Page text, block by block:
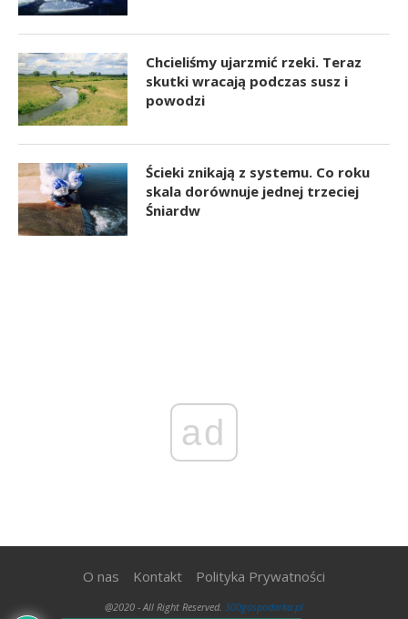
Chcieliśmy ujarzmić rzeki. Teraz
skutki wracają podczas susz i
powodzi
Ścieki znikają z systemu. Co roku
skala dorównuje jednej trzeciej
Śniardw
ad
O nas Kontakt Polityka Prywatności
@2020 - All Right Reserved. 300gospodarka.pl